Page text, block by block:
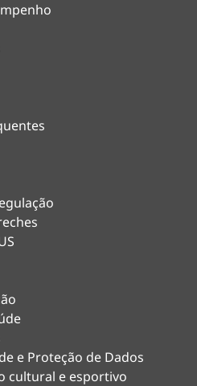
e Proteção de Dados
cultural e esportivo